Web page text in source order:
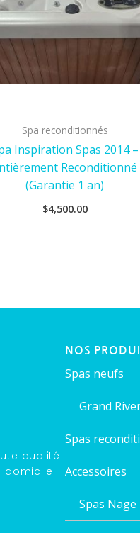
Spa reconditionnés
Inspiration Spas 2014 –
Reconditionné
(Garantie 1 an)
$4,500.00
qualité
domicile.
NOS
Spas neufs
Grand
Spas
Accessoires
Spas Nage